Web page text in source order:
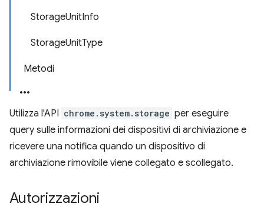
StorageUnitInfo
StorageUnitType
Metodi
Utilizza l'API chrome.system.storage per eseguire
query sulle informazioni dei dispositivi di archiviazione e
ricevere una notifica quando un dispositivo di
archiviazione rimovibile viene collegato e scollegato.
Autorizzazioni